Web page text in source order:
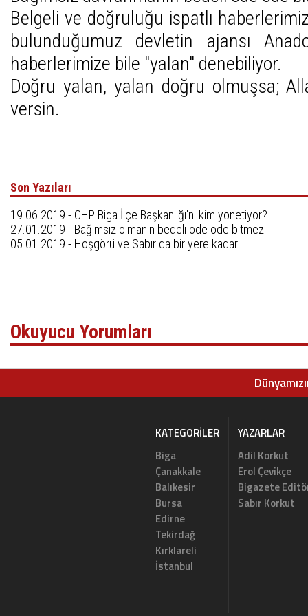
Belgeli ve doğruluğu ispatlı
bulunduğumuz devletin ajansı
haberlerimize bile "yalan" denebiliyor.
Doğru yalan, yalan doğru olmuşsa;
versin.
Son Yazıları
19.06.2019 - CHP Biga İlçe Başkanlığı'nı kim yönetiyor?
27.01.2019 - Bağımsız olmanın bedeli öde öde bitmez!
05.01.2019 - Hoşgörü ve Sabır da bir yere kadar
Okuyucu Yorumları
KATEGORILER
Biga
Çanakkale
Balıkesir
Bursa
Edirne
Tekirdağ
Kırklareli
İstanbul
YAZARLAR
Adil Korkut
Erol Çevikçe
Bigazete
Sabır Korkut